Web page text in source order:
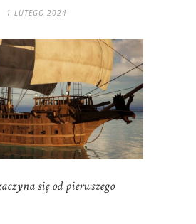
1 LUTEGO 2024
się od pierwszego